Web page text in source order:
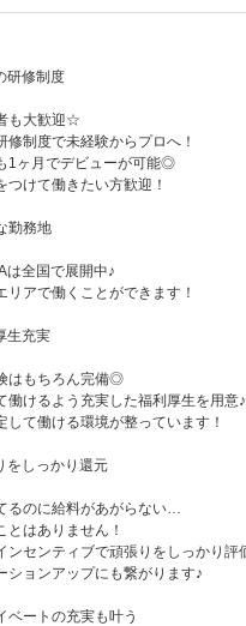
研修制度
も大歓迎☆
修制度で未経験からプロへ！
1ヶ月でデビューが可能◎
つけて働きたい方歓迎！
勤務地
は全国で展開中♪
リアで働くことができます！
生充実
はもちろん完備◎
働けるよう充実した福利厚生を用意♪
して働ける環境が整っています！
をしっかり還元
るのに給料があがらない…
とはありません！
ンセンティブで頑張りをしっかり
ションアップにも繋がります♪
ートの充実も叶う